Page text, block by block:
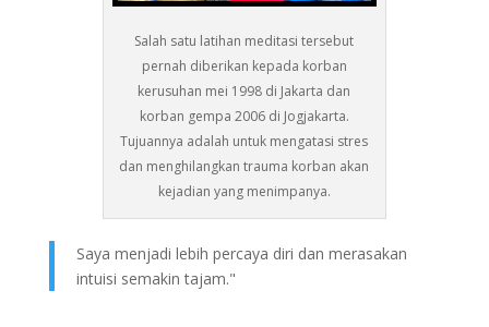
Salah satu latihan meditasi tersebut
pernah diberikan kepada korban
kerusuhan mei 1998 di Jakarta dan
korban gempa 2006 di Jogjakarta.
Tujuannya adalah untuk mengatasi stres
dan menghilangkan trauma korban akan
kejadian yang menimpanya.
Saya menjadi lebih percaya diri dan merasakan
intuisi semakin tajam."